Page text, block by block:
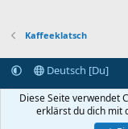
Kaffeeklatsch
Deutsch [Du]
Kontakt aufnehmen
Startseite
R
S
Diese Seite verwendet
erklärst du dich mit